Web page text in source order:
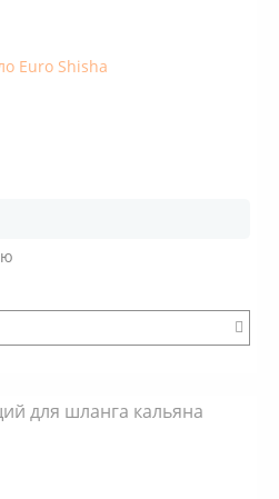
для шланга кальяна